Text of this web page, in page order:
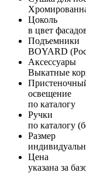
Цоколь
в цвет
Подъемники
BOYARD
Аксессуары
Выкатные
освещение
по каталогу
Ручки
по каталогу
Размер
Цена
указана за